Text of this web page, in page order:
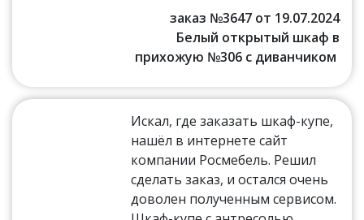
заказ №3647 от 19.07.2024
Белый открытый шкаф в
прихожую №306 с диванчиком
Искал, где заказать шкаф-купе,
нашёл в интернете сайт
компании Росмебель. Решил
сделать заказ, и остался очень
доволен полученным сервисом.